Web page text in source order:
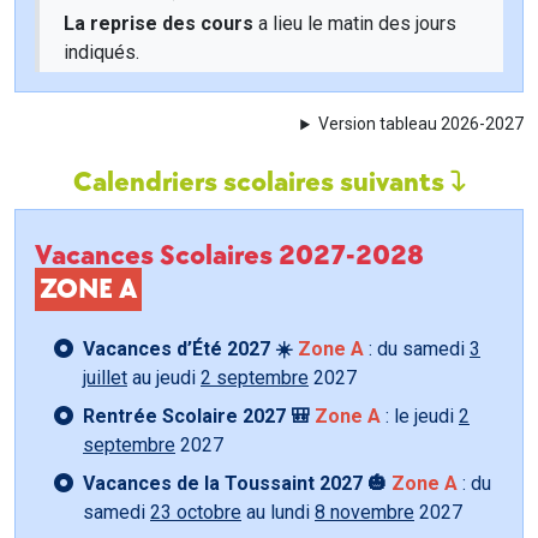
La reprise des cours a lieu le matin des jours
indiqués.
Version tableau 2026-2027
Calendriers scolaires suivants
Vacances Scolaires 2027-2028
ZONE A
Vacances d’Été 2027 ☀️ Zone A : du samedi 3
juillet au jeudi 2 septembre 2027
Rentrée Scolaire 2027 🎒 Zone A : le jeudi 2
septembre 2027
Vacances de la Toussaint 2027 🎃 Zone A : du
samedi 23 octobre au lundi 8 novembre 2027